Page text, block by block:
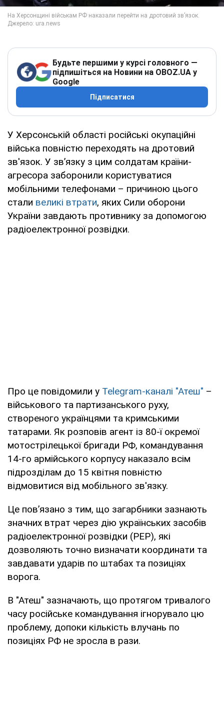
Будьте першими у курсі головного —
підпишіться на Новини на OBOZ.UA у
Google
Підписатися
У Херсонській області російські окупаційні
війська повністю переходять на дротовий
зв'язок. У звʼязку з цим солдатам країни-
агресора заборонили користуватися
мобільними телефонами – причиною цього
стали великі втрати, яких Сили оборони
України завдають противнику за допомогою
радіоелектронної розвідки.
Про це повідомили у Telegram-каналі "Атеш" –
військового та партизанського руху,
створеного українцями та кримськими
татарами. Як розповів агент із 80-ї окремої
мотострілецької бригади РФ, командування
14-го армійського корпусу наказало всім
підрозділам до 15 квітня повністю
відмовитися від мобільного зв'язку.
Це повʼязано з тим, що загарбники зазнають
значних втрат через дію українських засобів
радіоелектронної розвідки (РЕР), які
дозволяють точно визначати координати та
завдавати ударів по штабах та позиціях
ворога.
В "Атеш" зазначають, що протягом тривалого
часу російське командування ігнорувало цю
проблему, допоки кількість влучань по
позиціях РФ не зросла в рази.